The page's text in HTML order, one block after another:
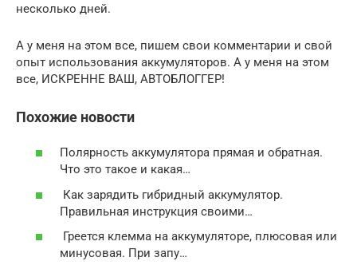
несколько дней.
А у меня на этом все, пишем свои комментарии и свой
опыт использования аккумуляторов. А у меня на этом
все, ИСКРЕННЕ ВАШ, АВТОБЛОГГЕР!
Похожие новости
Полярность аккумулятора прямая и обратная.
Что это такое и какая…
Как зарядить гибридный аккумулятор.
Правильная инструкция своими…
Греется клемма на аккумуляторе, плюсовая или
минусовая. При запу…